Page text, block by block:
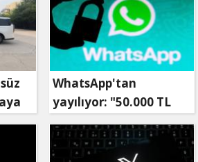
WhatsApp'tan
yayılıyor: "50.000 TL
ödüllü" dolandırıcılık
girişimi!